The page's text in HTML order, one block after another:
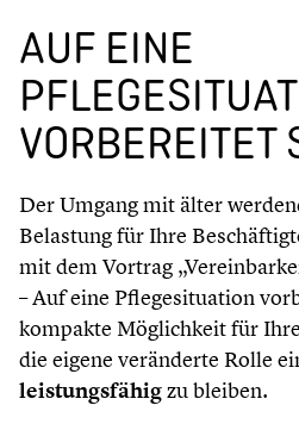
AUF EINE
VORBEREITET
Der Umgang mit älter
Belastung für Ihre
mit dem Vortrag
– Auf eine Pflegesituation
kompakte Möglichkeit für
die eigene veränderte Rolle
leistungsfähigzu bleiben.